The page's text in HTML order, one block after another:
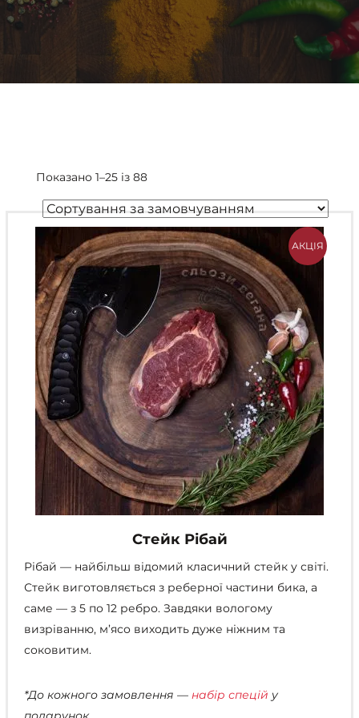
Показано 1–25 із 88
АКЦІЯ
Стейк Рібай
Рібай — найбільш відомий класичний стейк у світі.
Стейк виготовляється з реберної частини бика, а
саме — з 5 по 12 ребро. Завдяки вологому
визріванню, м’ясо виходить дуже ніжним та
соковитим.
*До кожного замовлення — набір спецій у